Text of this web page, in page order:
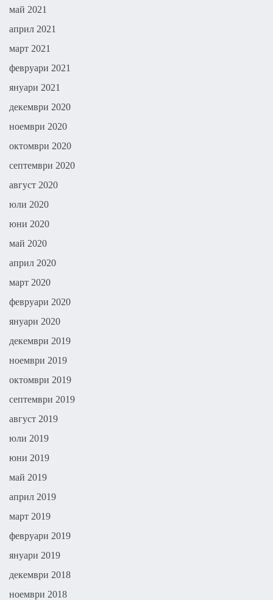
май 2021
април 2021
март 2021
февруари 2021
януари 2021
декември 2020
ноември 2020
октомври 2020
септември 2020
август 2020
юли 2020
юни 2020
май 2020
април 2020
март 2020
февруари 2020
януари 2020
декември 2019
ноември 2019
октомври 2019
септември 2019
август 2019
юли 2019
юни 2019
май 2019
април 2019
март 2019
февруари 2019
януари 2019
декември 2018
ноември 2018